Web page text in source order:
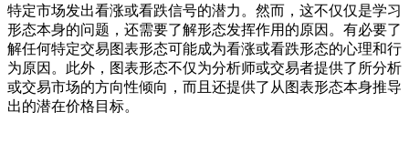
特定市场发出看涨或看跌信号的潜力。然而，这不仅仅是学习
形态本身的问题，还需要了解形态发挥作用的原因。有必要了
解任何特定交易图表形态可能成为看涨或看跌形态的心理和行
为原因。此外，图表形态不仅为分析师或交易者提供了所分析
或交易市场的方向性倾向，而且还提供了从图表形态本身推导
出的潜在价格目标。